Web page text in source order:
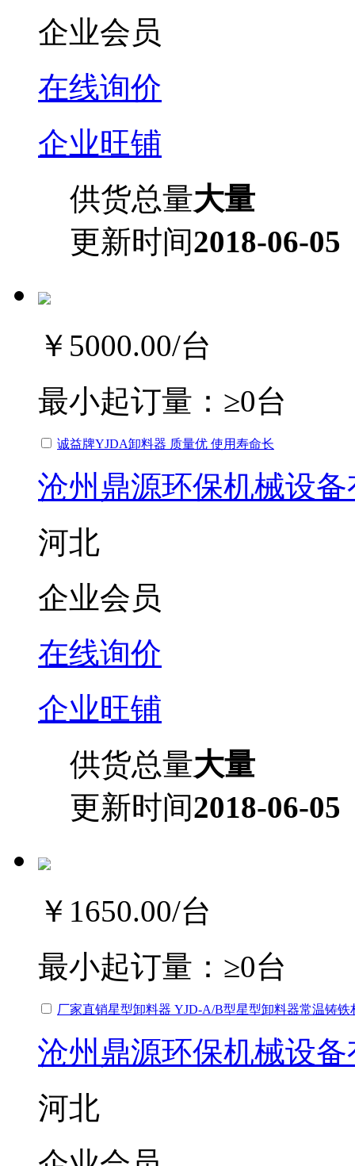
企业会员
在线询价
企业旺铺
供货总量大量
更新时间2018-06-05
￥5000.00/台
最小起订量： ≥0台
诚益牌YJDA卸料器 质量优 使用寿命长
沧州鼎源环保机械设
河北
企业会员
在线询价
企业旺铺
供货总量大量
更新时间2018-06-05
￥1650.00/台
最小起订量： ≥0台
厂家直销星型卸料器 YJD-A/B型星型卸料器常温铸铁
沧州鼎源环保机械设
河北